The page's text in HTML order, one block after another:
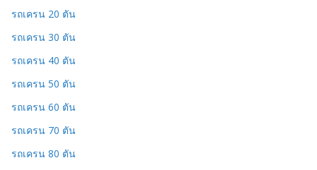
รถเครน 20 ตัน
รถเครน 30 ตัน
รถเครน 40 ตัน
รถเครน 50 ตัน
รถเครน 60 ตัน
รถเครน 70 ตัน
รถเครน 80 ตัน